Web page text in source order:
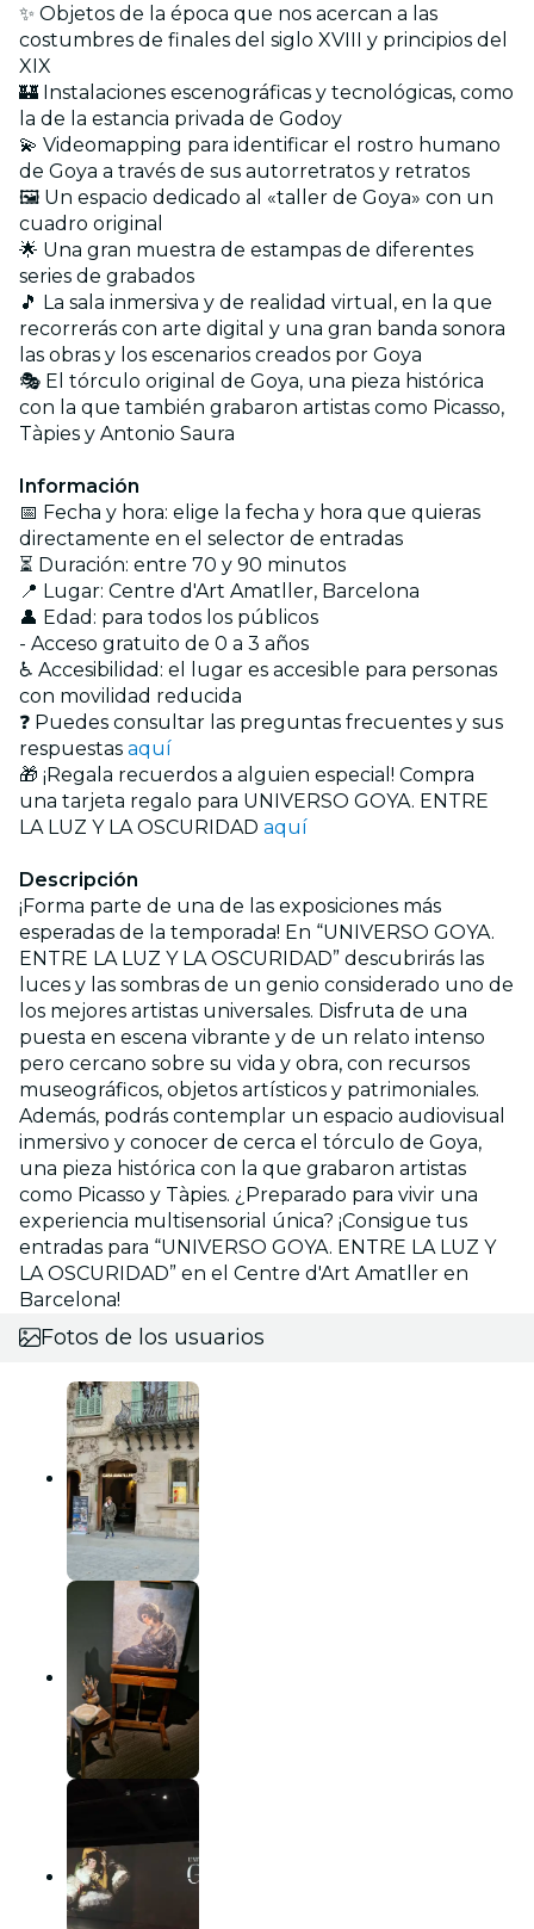
✨ Objetos de la época que nos acercan a las
costumbres de finales del siglo XVIII y principios del
XIX
🏰 Instalaciones escenográficas y tecnológicas, como
la de la estancia privada de Godoy
💫 Videomapping para identificar el rostro humano
de Goya a través de sus autorretratos y retratos
🖼️ Un espacio dedicado al «taller de Goya» con un
cuadro original
🌟 Una gran muestra de estampas de diferentes
series de grabados
🎵 La sala inmersiva y de realidad virtual, en la que
recorrerás con arte digital y una gran banda sonora
las obras y los escenarios creados por Goya
🎭 El tórculo original de Goya, una pieza histórica
con la que también grabaron artistas como Picasso,
Tàpies y Antonio Saura
Información
📅 Fecha y hora: elige la fecha y hora que quieras
directamente en el selector de entradas
⏳ Duración: entre 70 y 90 minutos
📍 Lugar: Centre d'Art Amatller, Barcelona
👤 Edad: para todos los públicos
- Acceso gratuito de 0 a 3 años
♿ Accesibilidad: el lugar es accesible para personas
con movilidad reducida
❓ Puedes consultar las preguntas frecuentes y sus
respuestas aquí
🎁 ¡Regala recuerdos a alguien especial! Compra
una tarjeta regalo para UNIVERSO GOYA. ENTRE
LA LUZ Y LA OSCURIDAD aquí
Descripción
¡Forma parte de una de las exposiciones más
esperadas de la temporada! En “UNIVERSO GOYA.
ENTRE LA LUZ Y LA OSCURIDAD” descubrirás las
luces y las sombras de un genio considerado uno de
los mejores artistas universales. Disfruta de una
puesta en escena vibrante y de un relato intenso
pero cercano sobre su vida y obra, con recursos
museográficos, objetos artísticos y patrimoniales.
Además, podrás contemplar un espacio audiovisual
inmersivo y conocer de cerca el tórculo de Goya,
una pieza histórica con la que grabaron artistas
como Picasso y Tàpies. ¿Preparado para vivir una
experiencia multisensorial única? ¡Consigue tus
entradas para “UNIVERSO GOYA. ENTRE LA LUZ Y
LA OSCURIDAD” en el Centre d'Art Amatller en
Barcelona!
Fotos de los usuarios